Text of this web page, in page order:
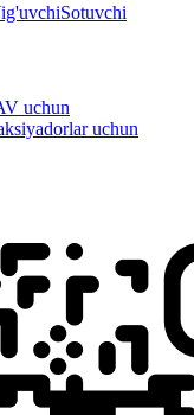
Sotuvchi
uchun
uchun